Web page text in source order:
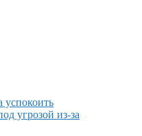
угрозой из-за